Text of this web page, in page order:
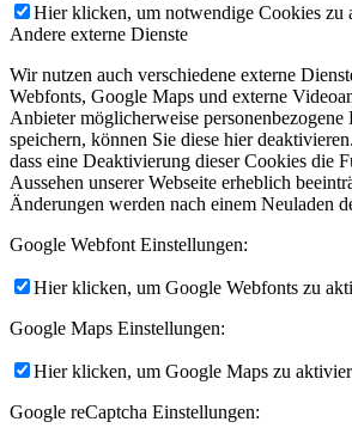
Hier klicken, um notwendige Cookies zu
Andere externe Dienste
Wir nutzen auch verschiedene externe
Webfonts, Google Maps und externe
Anbieter möglicherweise personenbezogene
speichern, können Sie diese hier
dass eine Deaktivierung dieser Cookies die
Aussehen unserer Webseite erheblich
Änderungen werden nach einem Neuladen
Google Webfont Einstellungen:
Hier klicken, um Google Webfonts zu
Google Maps Einstellungen:
Hier klicken, um Google Maps zu
Google reCaptcha Einstellungen: